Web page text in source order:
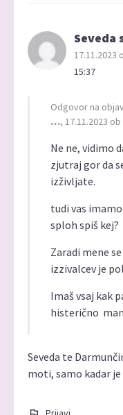
Seveda
17.11.2023
15:37
Odgovor na
…, 17.11.2023 ob
Ne ne, vidimo
zjutraj gor da
izživljate.
tudi vas
sploh spiš kej?
Zaradi mene
izzivalcev je
Imaš vsaj kak
histerično
Seveda te
moti, samo kadar